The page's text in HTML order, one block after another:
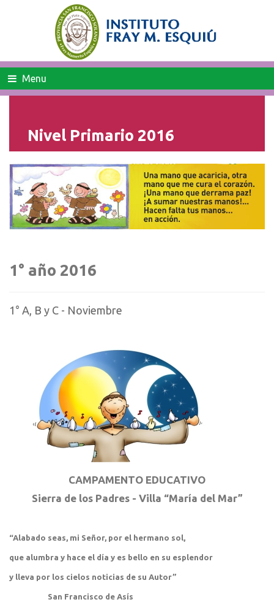
Menu
Nivel Primario 2016
1° año 2016
1° A, B y C - Noviembre
CAMPAMENTO EDUCATIVO
Sierra de los Padres - Villa “María del Mar”
“Alabado seas, mi Señor, por el hermano sol,
que alumbra y hace el día y es bello en su esplendor
y lleva por los cielos noticias de su Autor”
San Francisco de Asís